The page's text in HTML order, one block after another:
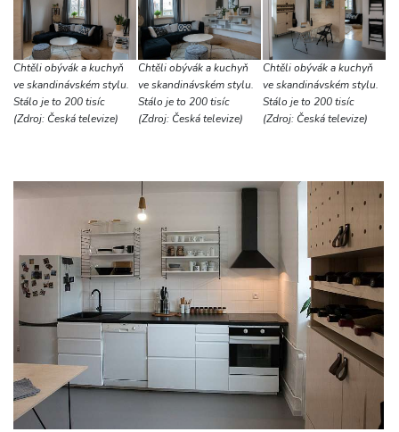
Chtěli obývák a kuchyň
ve skandinávském stylu.
Stálo je to 200 tisíc
(Zdroj: Česká televize)
Chtěli obývák a kuchyň
ve skandinávském stylu.
Stálo je to 200 tisíc
(Zdroj: Česká televize)
Chtěli obývák a kuchyň
ve skandinávském stylu.
Stálo je to 200 tisíc
(Zdroj: Česká televize)